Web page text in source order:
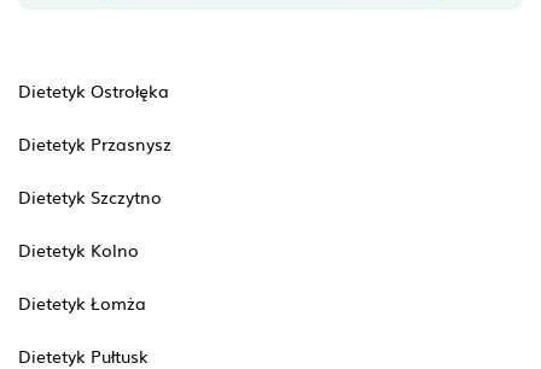
Dietetyk Ostrołęka
Dietetyk Przasnysz
Dietetyk Szczytno
Dietetyk Kolno
Dietetyk Łomża
Dietetyk Pułtusk